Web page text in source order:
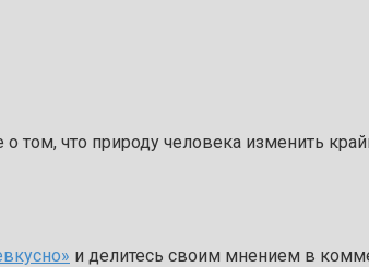
том, что природу человека изменить
и делитесь своим мнением в